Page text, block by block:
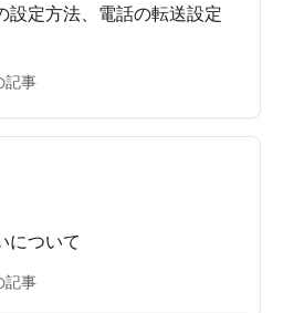
設定方法、電話の転送設定
記事
について
記事